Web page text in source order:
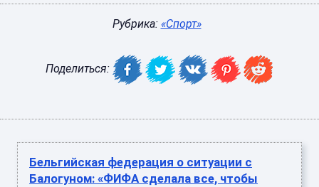
Рубрика: «Спорт»
Поделиться:
Бельгийская федерация о ситуации с
Балогуном: «ФИФА сделала все, чтобы